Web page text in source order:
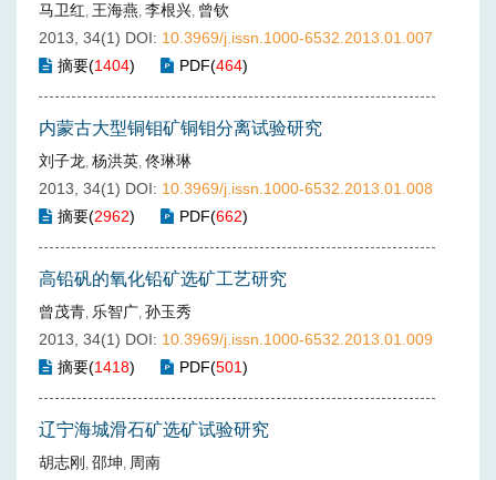
马卫红, 王海燕, 李根兴, 曾钦
2013, 34(1) DOI: 10.3969/j.issn.1000-6532.2013.01.007
摘要(1404) PDF(464)
内蒙古大型铜钼矿铜钼分离试验研究
刘子龙, 杨洪英, 佟琳琳
2013, 34(1) DOI: 10.3969/j.issn.1000-6532.2013.01.008
摘要(2962) PDF(662)
高铅矾的氧化铅矿选矿工艺研究
曾茂青, 乐智广, 孙玉秀
2013, 34(1) DOI: 10.3969/j.issn.1000-6532.2013.01.009
摘要(1418) PDF(501)
辽宁海城滑石矿选矿试验研究
胡志刚 , 邵坤, 周南